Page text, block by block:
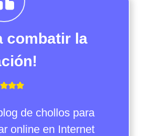
combatir la
de chollos para
online en Internet